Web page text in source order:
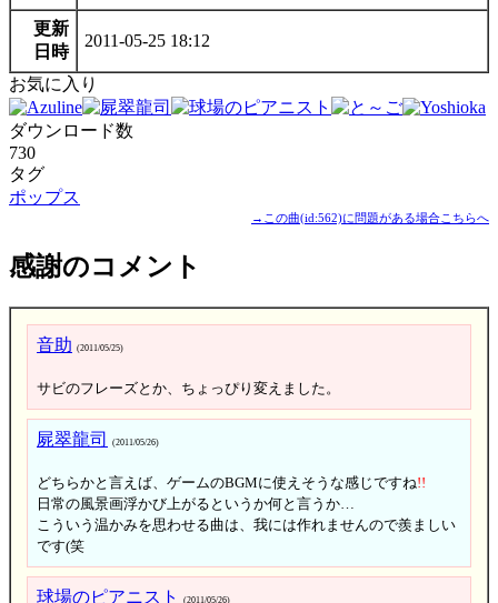
更新
日時
2011-05-25 18:12
お気に入り
ダウンロード数
730
タグ
ポップス
→この曲(id:562)に問題がある場合こちらへ
感謝のコメント
音助 (2011/05/25)
サビのフレーズとか、ちょっぴり変えました。
屍翠龍司 (2011/05/26)
どちらかと言えば、ゲームのBGMに使えそうな感じですね!!
日常の風景画浮かび上がるというか何と言うか…
こういう温かみを思わせる曲は、我には作れませんので羨ましい
です(笑
球場のピアニスト (2011/05/26)